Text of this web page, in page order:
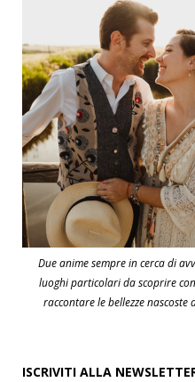
Due anime sempre in cerca di
luoghi particolari da scoprire
raccontare le bellezze
ISCRIVITI ALLA